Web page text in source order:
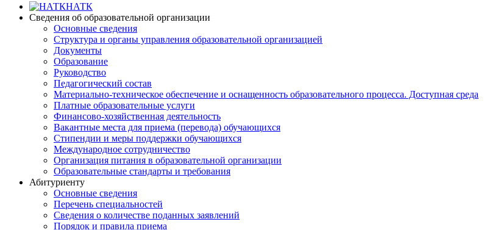
НАТК
Сведения об образовательной организации
Основные сведения
Структура и органы управления образовательной организацией
Документы
Образование
Руководство
Педагогический состав
Материально-техническое обеспечение и оснащенность образовательного процесса. Доступная среда
Платные образовательные услуги
Финансово-хозяйственная деятельность
Вакантные места для приема (перевода) обучающихся
Стипендии и меры поддержки обучающихся
Международное сотрудничество
Организация питания в образовательной организации
Образовательные стандарты и требования
Абитуриенту
Основные сведения
Перечень специальностей
Cведения о количестве поданных заявлений
Порядок и правила приема